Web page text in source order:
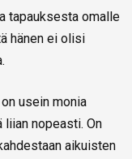
tapauksesta omalle
hänen ei olisi
usein monia
nopeasti. On
aikuisten